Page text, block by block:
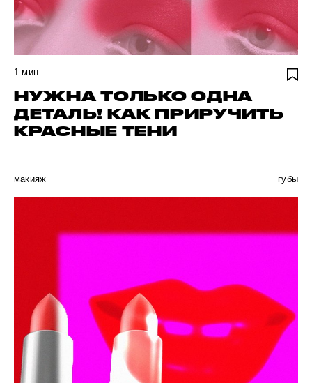
1 мин
НУЖНА ТОЛЬКО ОДНА
ДЕТАЛЬ! КАК ПРИРУЧИТЬ
КРАСНЫЕ ТЕНИ
макияж губы